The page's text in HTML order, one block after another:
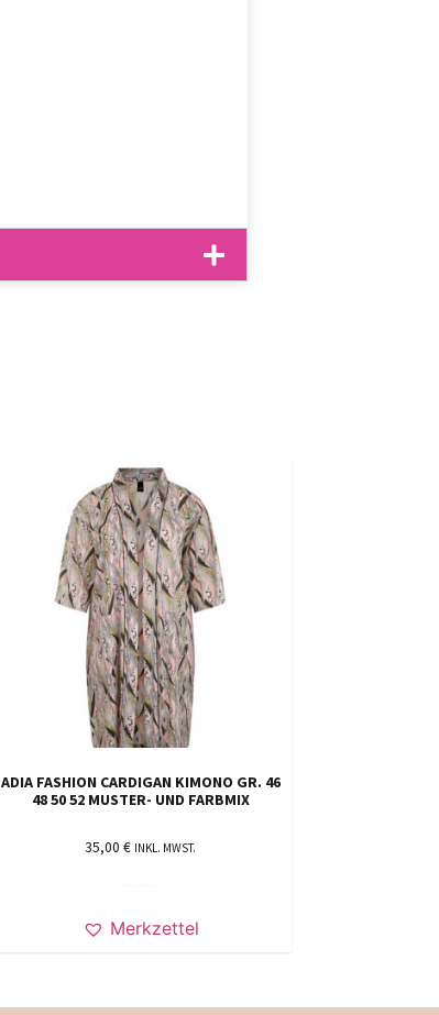
ADIA FASHION CARDIGAN KIMONO GR. 46
48 50 52 MUSTER- UND FARBMIX
35,00 € INKL. MWST.
Merkzettel